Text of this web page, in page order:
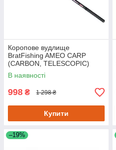
Коропове вудлище
BratFishing AMEO CARP
(CARBON, TELESCOPIC)
3.00 m / 120-220 g.
В наявності
998 ₴ 1 298 ₴
Купити
–19%